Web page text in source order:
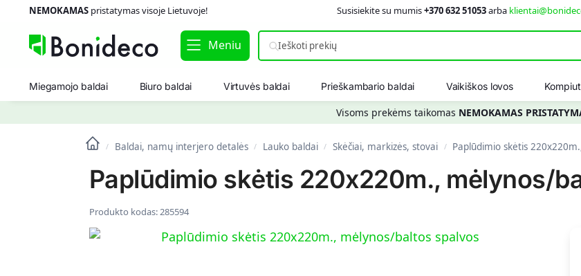
NEMOKAMASpristatymas visoje Lietuvoje! Susisiekite su mumis+370 632 51053arba
Meniu
Miegamojo baldai Biuro baldai Virtuvės baldai Prieškambario baldai Vaikiškos lovos
Visoms prekėms taikomas NEMOKAMAS
/ Baldai, namų interjero detalės / Lauko baldai / Skėčiai, markizės, stovai / Paplūdimio skėtis
Paplūdimio skėtis 220x220m., mėlynos/
Produkto kodas:285594